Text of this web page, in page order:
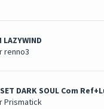
LAZYWIND
renno3
1 Voto(s) - 5 de 5 em média
1
DARK SOUL Com
Prismatick
1 Voto(s) - 5 de 5 em
12345